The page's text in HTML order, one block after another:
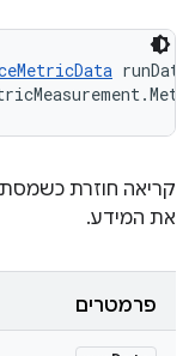
קריאה חוזרת
את המידע.
פרמטרים